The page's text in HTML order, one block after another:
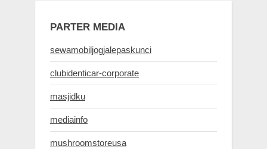
PARTER MEDIA
sewamobiljogjalepaskunci
clubidenticar-corporate
masjidku
mediainfo
mushroomstoreusa